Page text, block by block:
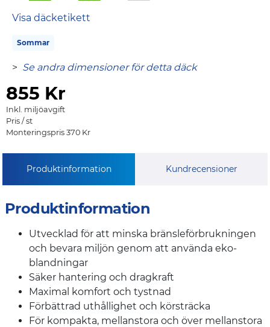
Visa däcketikett
Sommar
> Se andra dimensioner för detta däck
855 Kr
Inkl. miljöavgift
Pris / st
Monteringspris 370 Kr
Produktinformation Kundrecensioner
Produktinformation
Utvecklad för att minska bränsleförbrukningen
och bevara miljön genom att använda eko-
blandningar
Säker hantering och dragkraft
Maximal komfort och tystnad
Förbättrad uthållighet och körsträcka
För kompakta, mellanstora och över mellanstora